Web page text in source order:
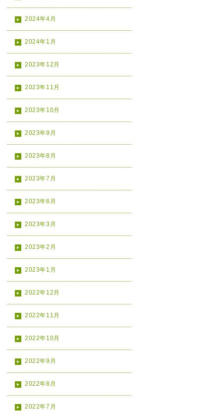
2024年4月
2024年1月
2023年12月
2023年11月
2023年10月
2023年9月
2023年8月
2023年7月
2023年6月
2023年3月
2023年2月
2023年1月
2022年12月
2022年11月
2022年10月
2022年9月
2022年8月
2022年7月